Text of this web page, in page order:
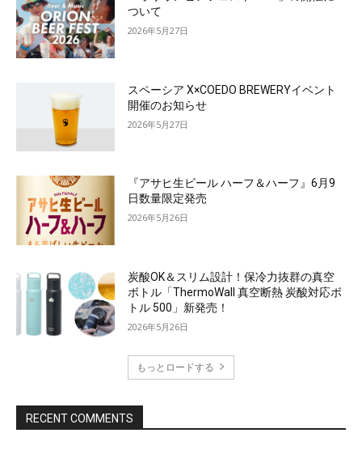
ついて
2026年5月27日
スペーシア X×COEDO BREWERYイベント
開催のお知らせ
2026年5月27日
『アサヒ生ビール ハーフ＆ハーフ』6月9
日数量限定発売
2026年5月26日
炭酸OK＆スリム設計！保冷力抜群の真空
ボトル「ThermoWall 真空断熱 炭酸対応ボ
トル 500」新発売！
2026年5月26日
もっとロードする
RECENT COMMENTS